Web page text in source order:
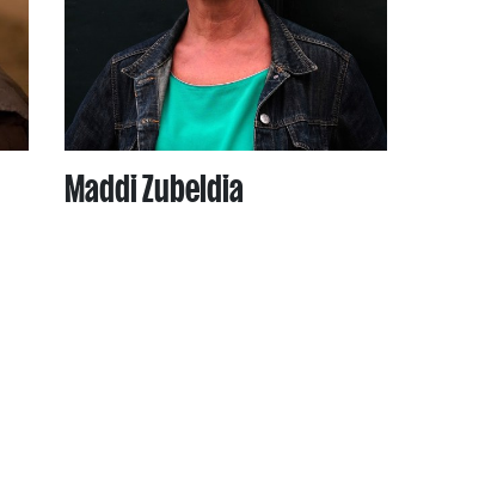
Maddi Zubeldia